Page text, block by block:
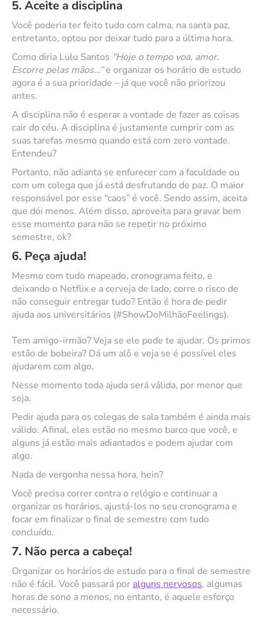
5. Aceite a disciplina
Você poderia ter feito tudo com calma, na santa paz,
entretanto, optou por deixar tudo para a última hora.
Como diria Lulu Santos “Hoje o tempo voa, amor.
Escorre pelas mãos…”e organizar os horário de estudo
agora é a sua prioridade – já que você não priorizou
antes.
A disciplina não é esperar a vontade de fazer as coisas
cair do céu. A disciplina é justamente cumprir com as
suas tarefas mesmo quando está com zero vontade.
Entendeu?
Portanto, não adianta se enfurecer com a faculdade ou
com um colega que já está desfrutando de paz. O maior
responsável por esse “caos” é você. Sendo assim, aceita
que dói menos. Além disso, aproveita para gravar bem
esse momento para não se repetir no próximo
semestre, ok?
6. Peça ajuda!
Mesmo com tudo mapeado, cronograma feito, e
deixando o Netflix e a cerveja de lado, corre o risco de
não conseguir entregar tudo? Então é hora de pedir
ajuda aos universitários (#ShowDoMilhãoFeelings).
Tem amigo-irmão? Veja se ele pode te ajudar. Os primos
estão de bobeira? Dá um alô e veja se é possível eles
ajudarem com algo.
Nesse momento toda ajuda será válida, por menor que
seja.
Pedir ajuda para os colegas de sala também é ainda mais
válido. Afinal, eles estão no mesmo barco que você, e
alguns já estão mais adiantados e podem ajudar com
algo.
Nada de vergonha nessa hora, hein?
Você precisa correr contra o relógio e continuar a
organizar os horários, ajustá-los no seu cronograma e
focar em finalizar o final de semestre com tudo
concluído.
7. Não perca a cabeça!
Organizar os horários de estudo para o final de semestre
não é fácil. Você passará por alguns nervosos, algumas
horas de sono a menos, no entanto, é aquele esforço
necessário.